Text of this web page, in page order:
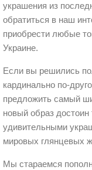
украшения из
обратиться в наш
приобрести любые
Украине.
Если вы решились
кардинально по-
предложить самый
новый образ
удивительными
мировых глянцевых
Мы стараемся